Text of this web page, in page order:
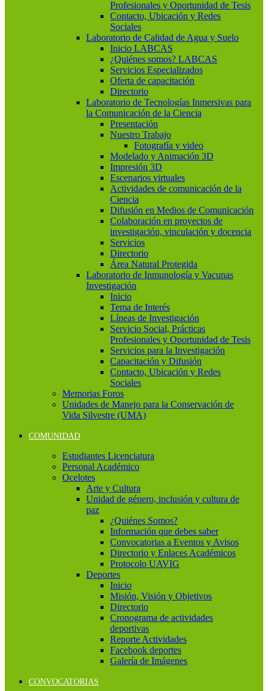
Profesionales y Oportunidad de Tesis
Contacto, Ubicación y Redes
Sociales
Laboratorio de Calidad de Agua y Suelo
Inicio LABCAS
¿Quiénes somos? LABCAS
Servicios Especializados
Oferta de capacitación
Directorio
Laboratorio de Tecnologías Inmersivas para
la Comunicación de la Ciencia
Presentación
Nuestro Trabajo
Fotografía y video
Modelado y Animación 3D
Impresión 3D
Escenarios virtuales
Actividades de comunicación de la
Ciencia
Difusión en Medios de Comunicación
Colaboración en proyectos de
investigación, vinculación y docencia
Servicios
Directorio
Área Natural Protegida
Laboratorio de Inmunología y Vacunas
Investigación
Inicio
Tema de Interés
Líneas de Investigación
Servicio Social, Prácticas
Profesionales y Oportunidad de Tesis
Servicios para la Investigación
Capacitación y Difusión
Contacto, Ubicación y Redes
Sociales
Memorias Foros
Unidades de Manejo para la Conservación de
Vida Silvestre (UMA)
COMUNIDAD
Estudiantes Licenciatura
Personal Académico
Ocelotes
Arte y Cultura
Unidad de género, inclusión y cultura de
paz
¿Quiénes Somos?
Información que debes saber
Convocatorias a Eventos y Avisos
Directorio y Enlaces Académicos
Protocolo UAVIG
Deportes
Inicio
Misión, Visión y Objetivos
Directorio
Cronograma de actividades
deportivas
Reporte Actividades
Facebook deportes
Galería de Imágenes
CONVOCATORIAS